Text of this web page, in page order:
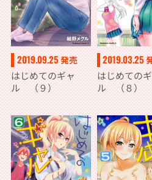
2019.09.25 発売
はじめてのギャ
ル （９）
2019.03.25
はじめての
ル （８）